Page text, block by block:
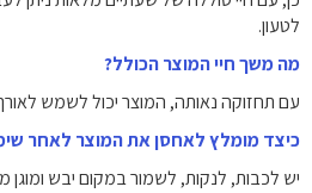
לטעון.
מה משך חיי המוצר הכולל?
עם תחזוקה נאותה, המוצר יכול לשמש
כיצד מומלץ לאחסן את המוצר לאחר
יש לכבות, לנקות, לשמור במקום יבש ומוגן